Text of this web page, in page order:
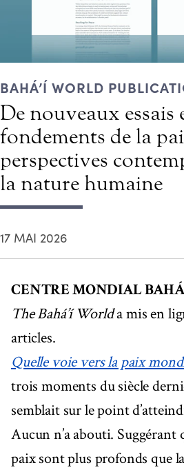
BAHÁ’Í WORLD
De nouveaux essais
fondements de la
perspectives
la nature humaine
17 MAI 2026
CENTRE MONDIAL
The Bahá’í Worlda mis en
articles.
Quelle voie vers la paix
trois moments du siècle
semblait sur le point
Aucun n’a abouti. Suggérant
paix sont plus profonds que